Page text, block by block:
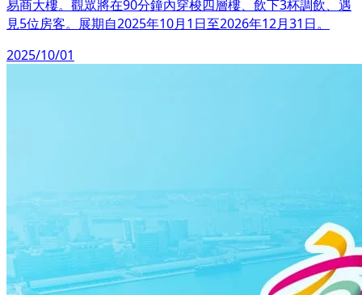
易商大樓。觀眾將在90分鐘內穿梭四層樓、飲下3杯調飲、遇
見5位房客。展期自2025年10月1日至2026年12月31日。
2025/10/01